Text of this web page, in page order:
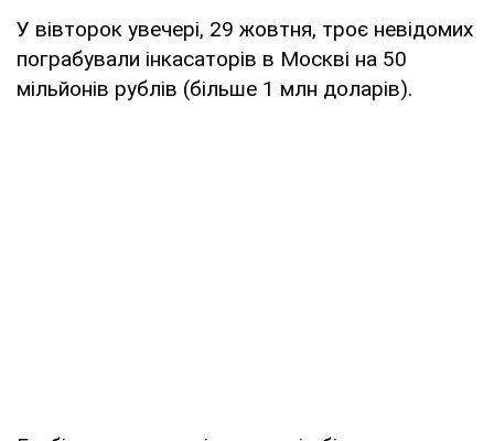
У вівторок увечері, 29 жовтня, троє невідомих
пограбували інкасаторів в Москві на 50
мільйонів рублів (більше 1 млн доларів).